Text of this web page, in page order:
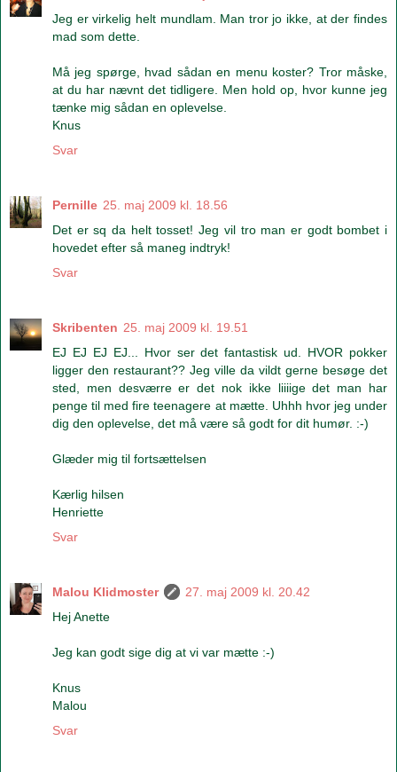
Jeg er virkelig helt mundlam. Man tror jo ikke, at der findes
mad som dette.
Må jeg spørge, hvad sådan en menu koster? Tror måske,
at du har nævnt det tidligere. Men hold op, hvor kunne jeg
tænke mig sådan en oplevelse.
Knus
Svar
Pernille 25. maj 2009 kl. 18.56
Det er sq da helt tosset! Jeg vil tro man er godt bombet i
hovedet efter så maneg indtryk!
Svar
Skribenten 25. maj 2009 kl. 19.51
EJ EJ EJ EJ... Hvor ser det fantastisk ud. HVOR pokker
ligger den restaurant?? Jeg ville da vildt gerne besøge det
sted, men desværre er det nok ikke liiiige det man har
penge til med fire teenagere at mætte. Uhhh hvor jeg under
dig den oplevelse, det må være så godt for dit humør. :-)
Glæder mig til fortsættelsen
Kærlig hilsen
Henriette
Svar
Malou Klidmoster
27. maj 2009 kl. 20.42
Hej Anette
Jeg kan godt sige dig at vi var mætte :-)
Knus
Malou
Svar